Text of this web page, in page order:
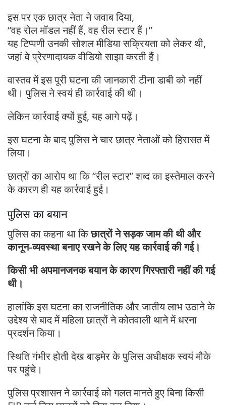
इस पर एक छात्र नेता ने जवाब दिया,
“वह रोल मॉडल नहीं हैं, वह रील स्टार हैं।”
यह टिप्पणी उनकी सोशल मीडिया सक्रियता को लेकर थी,
जहां वे प्रेरणादायक वीडियो साझा करती हैं।
वास्तव में इस पूरी घटना की जानकारी टीना डाबी को नहीं
थी। पुलिस ने स्वयं ही कार्रवाई की थी।
लेकिन कार्रवाई क्यों हुई, यह आगे पढ़ें।
इस घटना के बाद पुलिस ने चार छात्र नेताओं को हिरासत में
लिया।
छात्रों का आरोप था कि “रील स्टार” शब्द का इस्तेमाल करने
के कारण ही यह कार्रवाई हुई।
पुलिस का बयान
पुलिस का कहना था किछात्रों ने सड़क जाम की थी और
कानून-व्यवस्था बनाए रखने के लिए यह कार्रवाई की गई।
किसी भी अपमानजनक बयान के कारण गिरफ्तारी नहीं की गई
थी।
हालांकि इस घटना का राजनीतिक और जातीय लाभ उठाने के
उद्देश्य से बाद में महिला छात्रों ने कोतवाली थाने में धरना
प्रदर्शन किया।
स्थिति गंभीर होती देख बाड़मेर के पुलिस अधीक्षक स्वयं मौके
पर पहुंचे।
पुलिस प्रशासन ने कार्रवाई को गलत मानते हुए बिना किसी